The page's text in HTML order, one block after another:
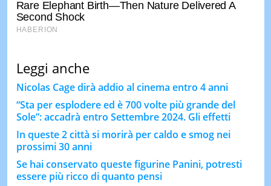
Leggi anche
Nicolas Cage dirà addio al cinema entro 4 anni
“Sta per esplodere ed è 700 volte più grande del
Sole”: accadrà entro Settembre 2024. Gli effetti
In queste 2 città si morirà per caldo e smog nei
prossimi 30 anni
Se hai conservato queste figurine Panini, potresti
essere più ricco di quanto pensi